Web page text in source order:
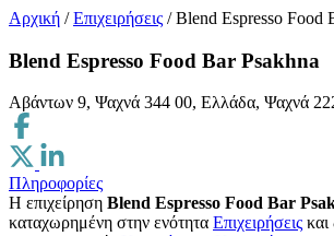
Αρχική / Επιχειρήσεις / Blend Espresso Food
Blend Espresso Food Bar Psakhna
Αβάντων 9, Ψαχνά 344 00, Ελλάδα, Ψαχνά
Πληροφορίες
Η επιχείρηση Blend Espresso Food Bar
καταχωρημένη στην ενότητα Επιχειρήσεις και